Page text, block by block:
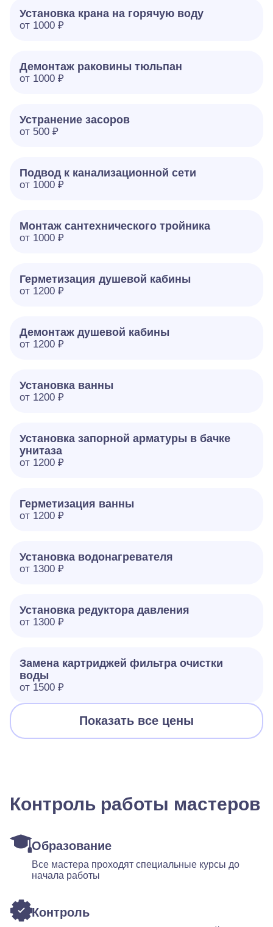
Установка крана на горячую воду
от 1000 ₽
Демонтаж раковины тюльпан
от 1000 ₽
Устранение засоров
от 500 ₽
Подвод к канализационной сети
от 1000 ₽
Монтаж сантехнического тройника
от 1000 ₽
Герметизация душевой кабины
от 1200 ₽
Демонтаж душевой кабины
от 1200 ₽
Установка ванны
от 1200 ₽
Установка запорной арматуры в бачке
унитаза
от 1200 ₽
Герметизация ванны
от 1200 ₽
Установка водонагревателя
от 1300 ₽
Установка редуктора давления
от 1300 ₽
Замена картриджей фильтра очистки
воды
от 1500 ₽
Показать все цены
Контроль работы мастеров
Образование
Все мастера проходят специальные курсы до
начала работы
Контроль